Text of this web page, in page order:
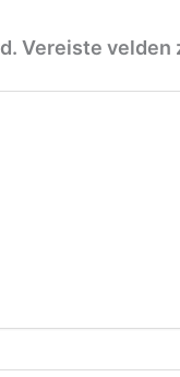
Vereiste velden